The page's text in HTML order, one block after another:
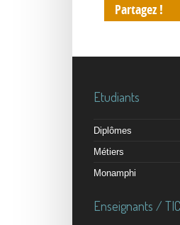
Partagez !
Etudiants
Diplômes
Métiers
Monamphi
Enseignants /